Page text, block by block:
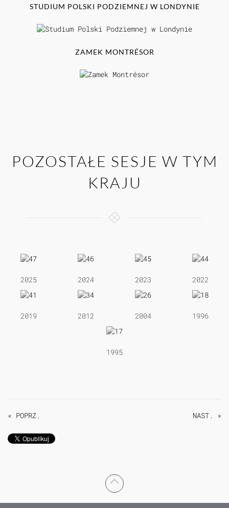
STUDIUM POLSKI PODZIEMNEJ W LONDYNIE
ZAMEK MONTRÉSOR
POZOSTAŁE SESJE W TYM
KRAJU
2025 2024 2023 2022
2019 2012 2004 1996
1995
« POPRZ. NAST. »